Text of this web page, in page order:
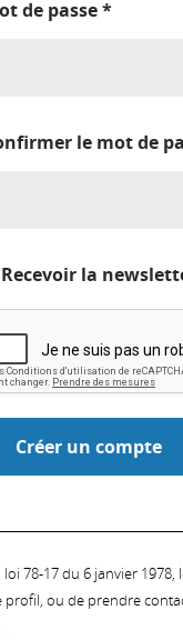
de passe*
le mot de
Recevoir la
78-17 du 6 janvier
ou de prendre